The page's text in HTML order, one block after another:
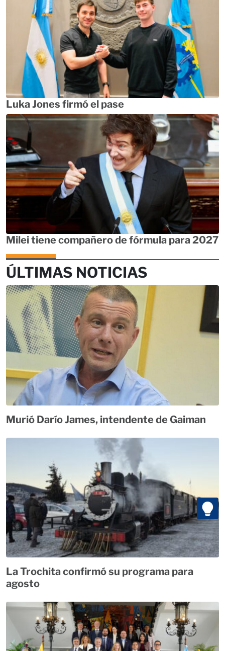
Luka Jones firmó el pase
Milei tiene compañero de fórmula para 2027
ÚLTIMAS NOTICIAS
Murió Darío James, intendente de Gaiman
La Trochita confirmó su programa para
agosto